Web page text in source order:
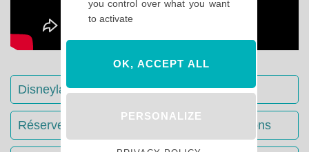
Disneyland Paris : Le guide complet
Réserver votre séjour : toutes les informations
you control over what you want
to activate
OK, ACCEPT ALL
PERSONALIZE